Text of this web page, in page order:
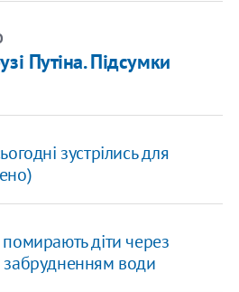
Путіна. Підсумки
зустрілись для
діти через
забрудненням води